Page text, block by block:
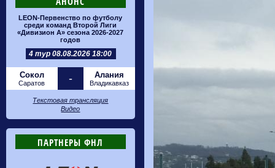
LEON-Первенство по футболу
среди команд Второй Лиги
«Дивизион А» сезона 2026-2027
годов
4 тур 08.08.2026 18:00
Сокол
Саратов - Алания
Владикавказ
Текстовая трансляция
Видео
ПАРТНЕРЫ ФНЛ